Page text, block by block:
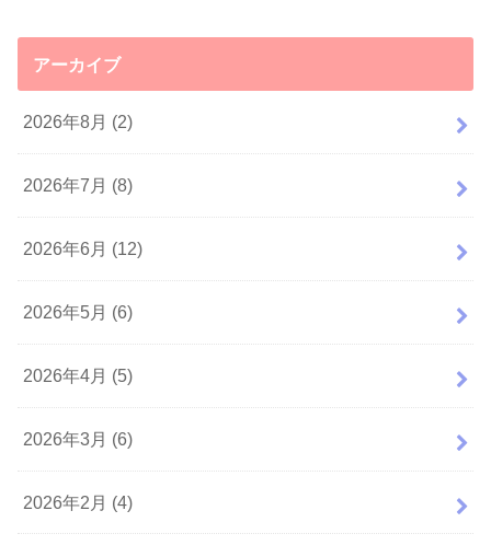
アーカイブ
2026年8月 (2)
2026年7月 (8)
2026年6月 (12)
2026年5月 (6)
2026年4月 (5)
2026年3月 (6)
2026年2月 (4)